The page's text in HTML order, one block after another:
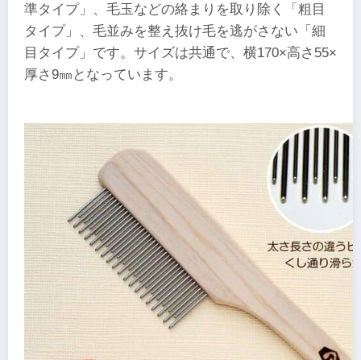
準タイプ」、毛玉などの絡まりを取り除く「粗目
タイプ」、毛並みを整え抜け毛を逃がさない「細
目タイプ」です。サイズは共通で、横170×高さ55×
厚さ9㎜となっています。